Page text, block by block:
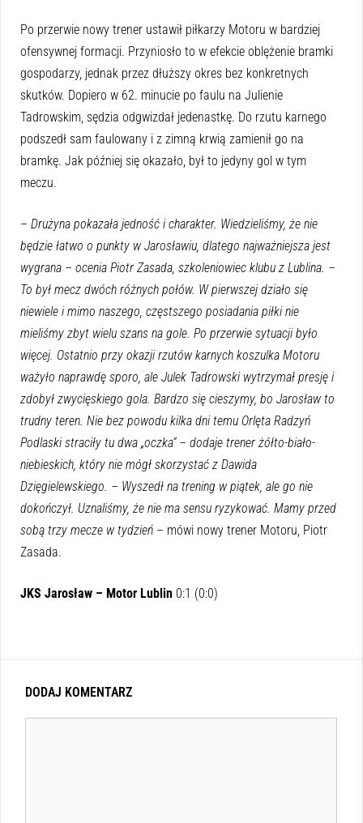
Po przerwie nowy trener ustawił piłkarzy Motoru w bardziej
ofensywnej formacji. Przyniosło to w efekcie oblężenie bramki
gospodarzy, jednak przez dłuższy okres bez konkretnych
skutków. Dopiero w 62. minucie po faulu na Julienie
Tadrowskim, sędzia odgwizdał jedenastkę. Do rzutu karnego
podszedł sam faulowany i z zimną krwią zamienił go na
bramkę. Jak później się okazało, był to jedyny gol w tym
meczu.
– Drużyna pokazała jedność i charakter. Wiedzieliśmy, że nie
będzie łatwo o punkty w Jarosławiu, dlatego najważniejsza jest
wygrana – ocenia Piotr Zasada, szkoleniowiec klubu z Lublina. –
To był mecz dwóch różnych połów. W pierwszej działo się
niewiele i mimo naszego, częstszego posiadania piłki nie
mieliśmy zbyt wielu szans na gole. Po przerwie sytuacji było
więcej. Ostatnio przy okazji rzutów karnych koszulka Motoru
ważyło naprawdę sporo, ale Julek Tadrowski wytrzymał presję i
zdobył zwycięskiego gola. Bardzo się cieszymy, bo Jarosław to
trudny teren. Nie bez powodu kilka dni temu Orlęta Radzyń
Podlaski straciły tu dwa „oczka” – dodaje trener żółto-biało-
niebieskich, który nie mógł skorzystać z Dawida
Dzięgielewskiego. – Wyszedł na trening w piątek, ale go nie
dokończył. Uznaliśmy, że nie ma sensu ryzykować. Mamy przed
sobą trzy mecze w tydzień – mówi nowy trener Motoru, Piotr
Zasada.
JKS Jarosław – Motor Lublin 0:1 (0:0)
DODAJ KOMENTARZ